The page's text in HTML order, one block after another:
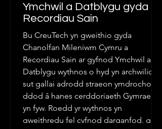
Ymchwil a Datblygu gyda
Recordiau Sain
Bu CreuTech yn gweithio gyda
Chanolfan Mileniwm Cymru a
Recordiau Sain ar gyfnod Ymchwil a
Datblygu wythnos o hyd yn archwilio
sut gallai adrodd straeon ymdrochol
ddod â hanes cerddoriaeth Gymraeg
yn fyw. Roedd yr wythnos yn
gweithredu fel cyfnod darganfod, gan